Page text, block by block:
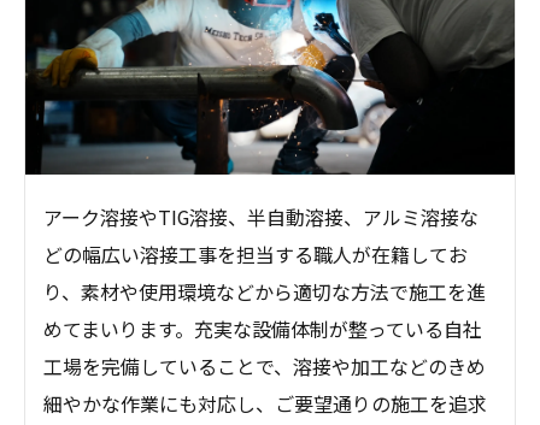
アーク溶接やTIG溶接、半自動溶接、アルミ溶接な
どの幅広い溶接工事を担当する職人が在籍してお
り、素材や使用環境などから適切な方法で施工を進
めてまいります。充実な設備体制が整っている自社
工場を完備していることで、溶接や加工などのきめ
細やかな作業にも対応し、ご要望通りの施工を追求